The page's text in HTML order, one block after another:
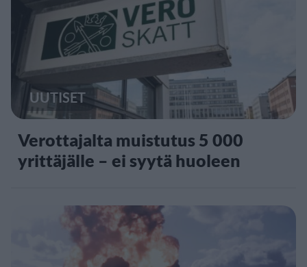
UUTISET
Verottajalta muistutus 5 000
yrittäjälle – ei syytä huoleen